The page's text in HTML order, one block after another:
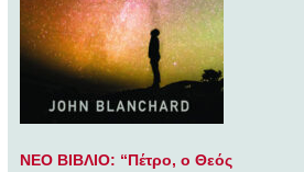
ΝΕΟ ΒΙΒΛΙΟ: “Πέτρο, ο Θεός